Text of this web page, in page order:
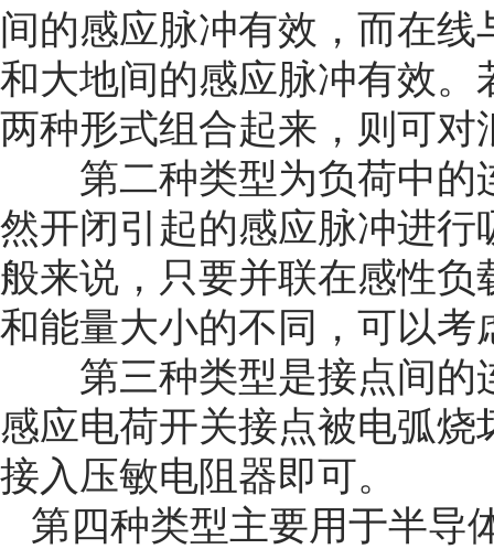
间的感应脉冲有效，而在
和大地间的感应脉冲有效
两种形式组合起来，则可
第二种类型为负荷中的
然开闭引起的感应脉冲进
般来说，只要并联在感性
和能量大小的不同，可以
第三种类型是接点间的
感应电荷开关接点被电弧
接入压敏电阻器即可。
第四种类型主要用于半导